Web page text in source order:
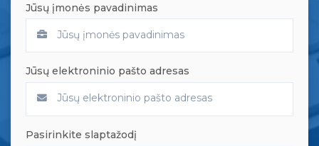
Jūsų įmonės pavadinimas
Jūsų elektroninio pašto adresas
Pasirinkite slaptažodį